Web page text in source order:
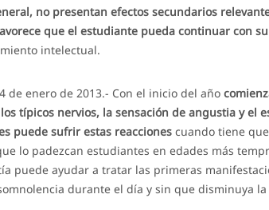
no presentan efectos secundarios
que el estudiante pueda continuar con
intelectual.
de enero de 2013.- Con el inicio del año
típicos nervios, la sensación de angustia y el
puede sufrir estas reacciones cuando tiene
lo padezcan estudiantes en edades más
puede ayudar a tratar las primeras
durante el día y sin que disminuya